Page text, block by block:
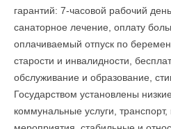
гарантий: 7-часовой рабочий
санаторное лечение, оплату
оплачиваемый отпуск по
старости и инвалидности,
обслуживание и образование,
Государством установлены
коммунальные услуги,